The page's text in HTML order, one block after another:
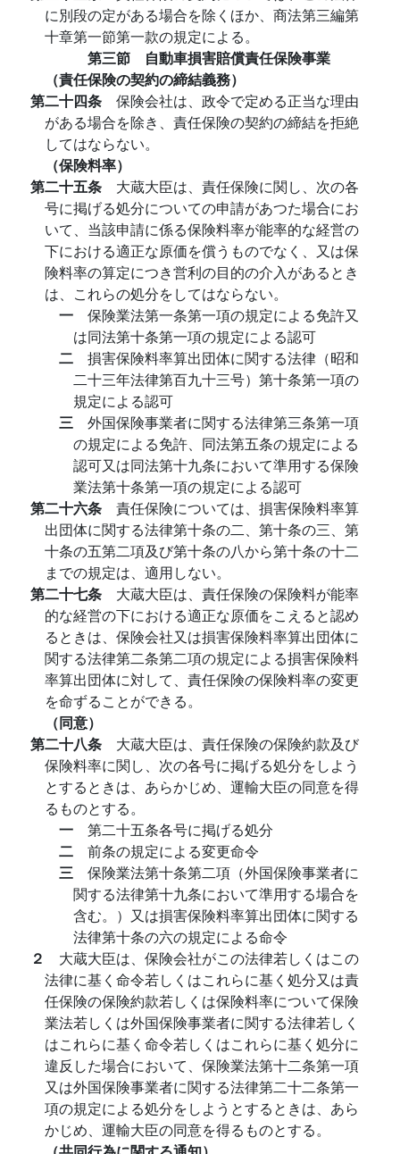
に別段の定がある場合を除くほか、商法第三編第
十章第一節第一款の規定による。
第三節 自動車損害賠償責任保険事業
（責任保険の契約の締結義務）
第二十四条 保険会社は、政令で定める正当な理由
がある場合を除き、責任保険の契約の締結を拒絶
してはならない。
（保険料率）
第二十五条 大蔵大臣は、責任保険に関し、次の各
号に掲げる処分についての申請があつた場合にお
いて、当該申請に係る保険料率が能率的な経営の
下における適正な原価を償うものでなく、又は保
険料率の算定につき営利の目的の介入があるとき
は、これらの処分をしてはならない。
一 保険業法第一条第一項の規定による免許又
は同法第十条第一項の規定による認可
二 損害保険料率算出団体に関する法律（昭和
二十三年法律第百九十三号）第十条第一項の
規定による認可
三 外国保険事業者に関する法律第三条第一項
の規定による免許、同法第五条の規定による
認可又は同法第十九条において準用する保険
業法第十条第一項の規定による認可
第二十六条 責任保険については、損害保険料率算
出団体に関する法律第十条の二、第十条の三、第
十条の五第二項及び第十条の八から第十条の十二
までの規定は、適用しない。
第二十七条 大蔵大臣は、責任保険の保険料が能率
的な経営の下における適正な原価をこえると認め
るときは、保険会社又は損害保険料率算出団体に
関する法律第二条第二項の規定による損害保険料
率算出団体に対して、責任保険の保険料率の変更
を命ずることができる。
（同意）
第二十八条 大蔵大臣は、責任保険の保険約款及び
保険料率に関し、次の各号に掲げる処分をしよう
とするときは、あらかじめ、運輸大臣の同意を得
るものとする。
一 第二十五条各号に掲げる処分
二 前条の規定による変更命令
三 保険業法第十条第二項（外国保険事業者に
関する法律第十九条において準用する場合を
含む。）又は損害保険料率算出団体に関する
法律第十条の六の規定による命令
２ 大蔵大臣は、保険会社がこの法律若しくはこの
法律に基く命令若しくはこれらに基く処分又は責
任保険の保険約款若しくは保険料率について保険
業法若しくは外国保険事業者に関する法律若しく
はこれらに基く命令若しくはこれらに基く処分に
違反した場合において、保険業法第十二条第一項
又は外国保険事業者に関する法律第二十二条第一
項の規定による処分をしようとするときは、あら
かじめ、運輸大臣の同意を得るものとする。